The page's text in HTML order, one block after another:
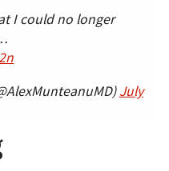
I could no longer
July